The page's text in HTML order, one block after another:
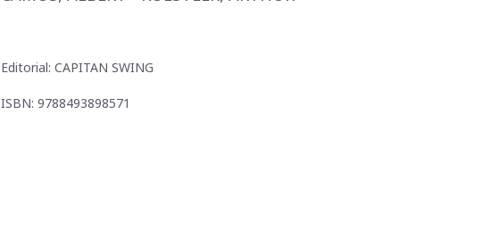
Editorial: CAPITAN SWING
ISBN: 9788493898571